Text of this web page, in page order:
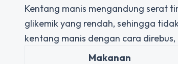
Kentang manis mengandung serat
glikemik yang rendah, sehingga
kentang manis dengan cara
Makanan